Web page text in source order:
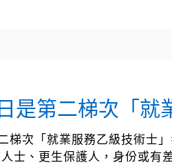
是第二梯次「就
梯次「就業服務乙級技術士
士、更生保護人，身份或有